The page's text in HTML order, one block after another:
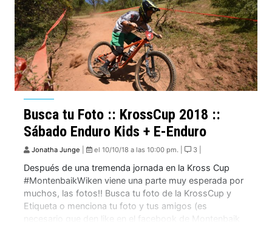
Busca tu Foto :: KrossCup 2018 ::
Sábado Enduro Kids + E-Enduro
Jonatha Junge el 10/10/18 a las 10:00 pm. | 3 |
Después de una tremenda jornada en la Kross Cup
#MontenbaikWiken viene una parte muy esperada por
muchos, las fotos!! Busca tu foto de la KrossCup y
Etiqueta o menciona tu foto y tus amigos (es
necesario que den like en el facebook de Montenbaik